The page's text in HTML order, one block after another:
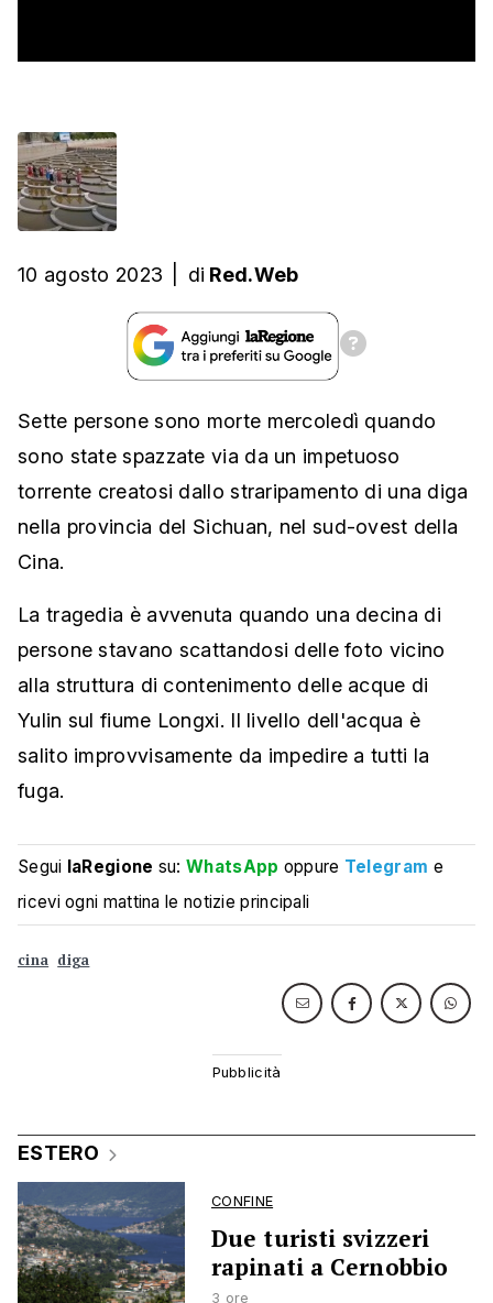
10 agosto 2023 di Red.Web
Sette persone sono morte mercoledì quando
sono state spazzate via da un impetuoso
torrente creatosi dallo straripamento di una diga
nella provincia del Sichuan, nel sud-ovest della
Cina.
La tragedia è avvenuta quando una decina di
persone stavano scattandosi delle foto vicino
alla struttura di contenimento delle acque di
Yulin sul fiume Longxi. Il livello dell'acqua è
salito improvvisamente da impedire a tutti la
fuga.
Segui laRegione su:WhatsApp oppure Telegram e
ricevi ogni mattina le notizie principali
cina diga
ESTERO
CONFINE
Due turisti svizzeri
rapinati a Cernobbio
3 ore